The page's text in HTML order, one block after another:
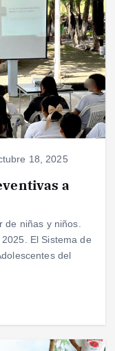
18, 2025
a
de niñas y niños.
El Sistema de
del